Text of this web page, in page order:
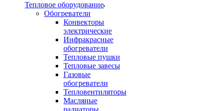
Тепловое оборудование
Обогреватели
Конвекторы
электрические
Инфракрасные
обогреватели
Тепловые пушки
Тепловые завесы
Газовые
обогреватели
Тепловентиляторы
Масляные
радиаторы